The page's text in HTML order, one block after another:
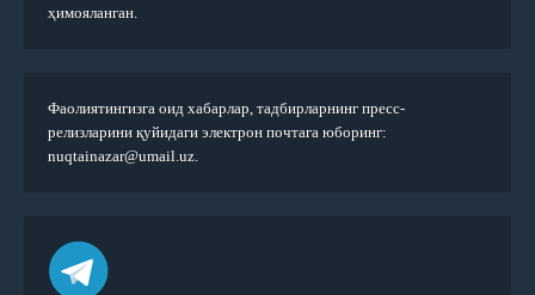
ҳимояланган.
Фаолиятингизга оид хабарлар, тадбирларнинг пресс-
релизларини қуйидаги электрон почтага юборинг:
nuqtainazar@umail.uz.